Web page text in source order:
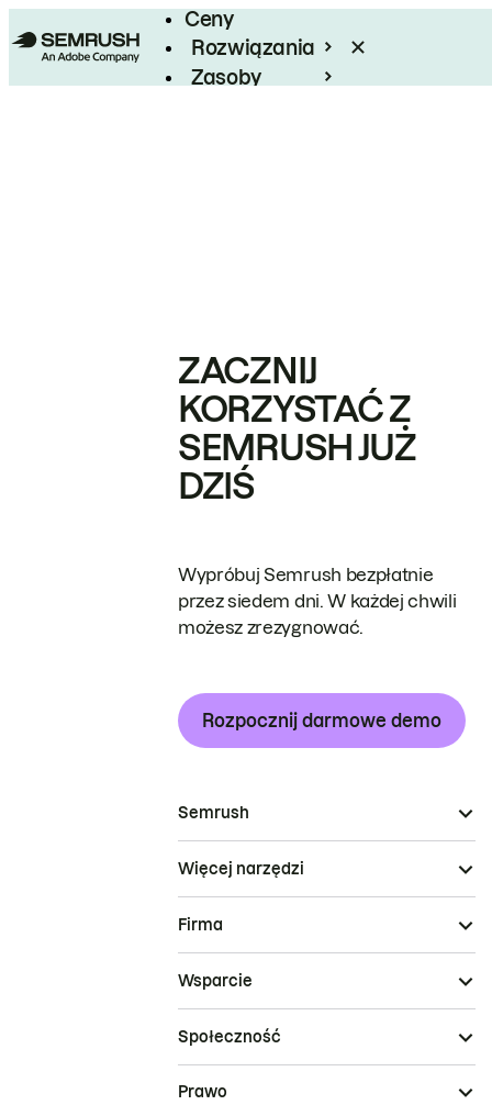
Ceny
Rozwiązania
Zasoby
ZACZNIJ
KORZYSTAĆ Z
SEMRUSH JUŻ
DZIŚ
Wypróbuj Semrush bezpłatnie
przez siedem dni. W każdej chwili
możesz zrezygnować.
Rozpocznij darmowe demo
Semrush
Więcej narzędzi
Firma
Wsparcie
Społeczność
Prawo